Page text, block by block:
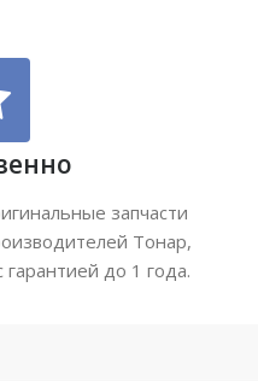
запчасти
Тонар,
гарантией до 1 года.